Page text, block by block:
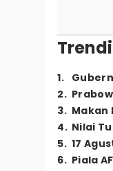
1.
2.
3. Makan
4. Nilai
5. 17
6. Piala